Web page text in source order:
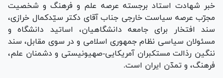
خبر شهادت استاد برجسته عرصه علم و فرهنگ و شخصیت
مجرّب عرصه سیاست خارجی جناب آقای دکتر سیّدکمال خرازی،
سند افتخار برای جامعه دانشگاهیان، اساتید دانشگاه و
مسئولان سیاسی نظام جمهوری اسلامی و در سوی مقابل، سند
ننگین رذالت مستکبران آمریکایی-صهیونیستی و دشمنان علم،
فرهنگ، و تمدّن ایران است.